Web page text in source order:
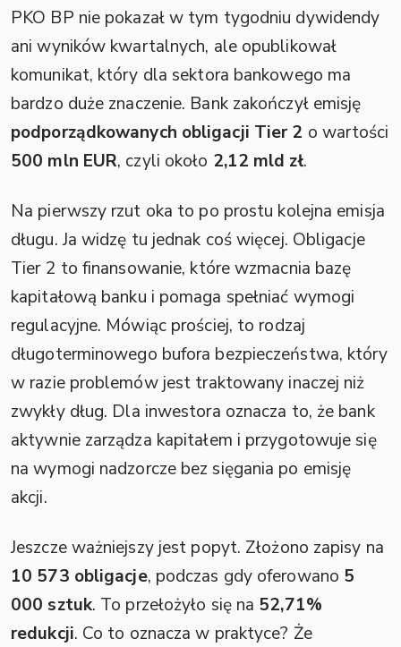
PKO BP nie pokazał w tym tygodniu dywidendy
ani wyników kwartalnych, ale opublikował
komunikat, który dla sektora bankowego ma
bardzo duże znaczenie. Bank zakończył emisję
podporządkowanych obligacji Tier 2 o wartości
500 mln EUR, czyli około 2,12 mld zł.
Na pierwszy rzut oka to po prostu kolejna emisja
długu. Ja widzę tu jednak coś więcej. Obligacje
Tier 2 to finansowanie, które wzmacnia bazę
kapitałową banku i pomaga spełniać wymogi
regulacyjne. Mówiąc prościej, to rodzaj
długoterminowego bufora bezpieczeństwa, który
w razie problemów jest traktowany inaczej niż
zwykły dług. Dla inwestora oznacza to, że bank
aktywnie zarządza kapitałem i przygotowuje się
na wymogi nadzorcze bez sięgania po emisję
akcji.
Jeszcze ważniejszy jest popyt. Złożono zapisy na
10 573 obligacje, podczas gdy oferowano 5
000 sztuk. To przełożyło się na 52,71%
redukcji. Co to oznacza w praktyce? Że